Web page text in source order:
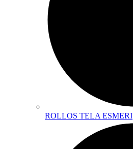
ROLLOS TELA ESMERI